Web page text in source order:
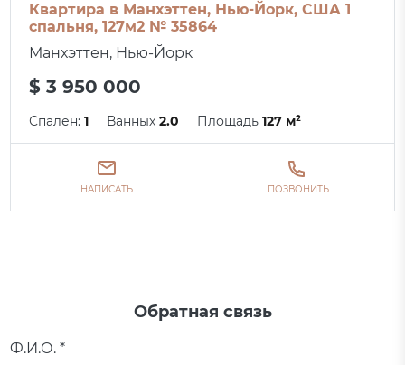
Квартира в Манхэттен, Нью-Йорк, США 1
спальня, 127м2 № 35864
Манхэттен, Нью-Йорк
$ 3 950 000
Спален:1 Ванных2.0 Площадь127 м²
НАПИСАТЬ ПОЗВОНИТЬ
Обратная связь
Ф.И.О. *